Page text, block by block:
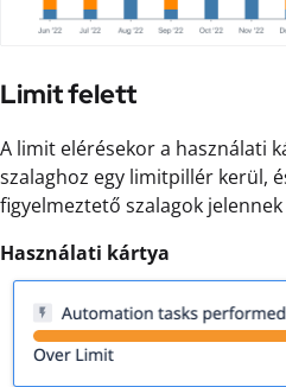
Limit felett
A limit elérésekor a használati
szalaghoz egy limitpillér kerül,
figyelmeztető szalagok jelennek
Használati kártya